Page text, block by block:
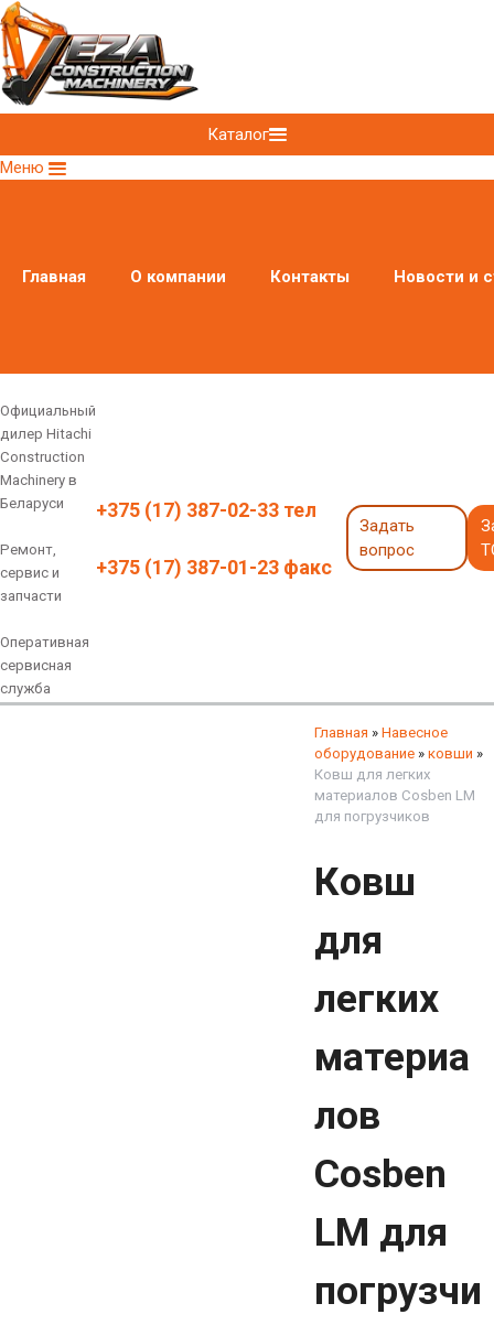
Каталог
Меню
Главная О компании Контакты Новости и
Официальный
дилер Hitachi
Construction
Machinery в
Беларуси
Ремонт,
сервис и
запчасти
Оперативная
сервисная
служба
+375 (17) 387-02-33 тел
+375 (17) 387-01-23 факс
Задать
вопрос
Главная » Навесное
оборудование » ковши »
Ковш для легких
материалов Cosben LM
для погрузчиков
Ковш
для
легких
материа
лов
Cosben
LM для
погрузчи